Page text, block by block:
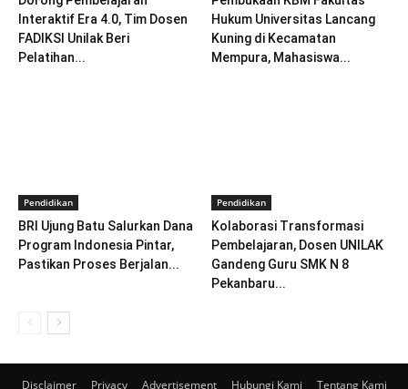
Interaktif Era 4.0, Tim Dosen
FADIKSI Unilak Beri
Pelatihan...
Hukum Universitas Lancang
Kuning di Kecamatan
Mempura, Mahasiswa...
Pendidikan
BRI Ujung Batu Salurkan Dana
Program Indonesia Pintar,
Pastikan Proses Berjalan...
Pendidikan
Kolaborasi Transformasi
Pembelajaran, Dosen UNILAK
Gandeng Guru SMK N 8
Pekanbaru...
Disclaimer Privacy Advertisement Hubungi Kami Tentang Kami